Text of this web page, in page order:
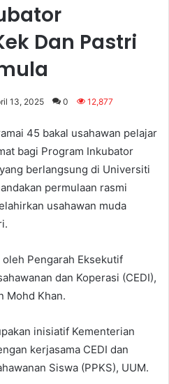
Dan Pastri
13, 2025 0 12,877
45 bakal usahawan pelajar
bagi Program Inkubator
berlangsung di Universiti
permulaan rasmi
usahawan muda
Pengarah Eksekutif
dan Koperasi (CEDI),
Mohd Khan.
inisiatif Kementerian
kerjasama CEDI dan
Siswa (PPKS), UUM.